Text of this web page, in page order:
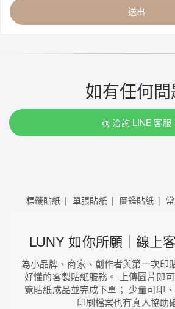
送出
如有任何
洽詢 LINE 客服
標籤貼紙 單張貼紙 圖鑑貼紙
LUNY 如你所願｜線上
為小品牌、商家、創作者與第一次印
好懂的客製貼紙服務。 上傳圖片即
覽貼紙成品並完成下單； 少量可印
印刷檔案也有真人協助